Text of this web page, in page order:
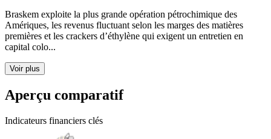
Braskem exploite la plus grande opération pétrochimique des
Amériques, les revenus fluctuant selon les marges des matières
premières et les crackers d’éthylène qui exigent un entretien en
capital colo...
Voir plus
Aperçu comparatif
Indicateurs financiers clés